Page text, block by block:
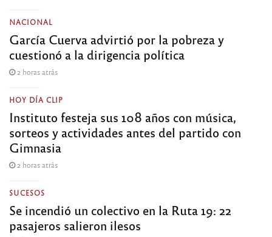
NACIONAL
García Cuerva advirtió por la pobreza y
cuestionó a la dirigencia política
2 horas atrás
HOY DÍA CLIP
Instituto festeja sus 108 años con música,
sorteos y actividades antes del partido con
Gimnasia
2 horas atrás
SUCESOS
Se incendió un colectivo en la Ruta 19: 22
pasajeros salieron ilesos